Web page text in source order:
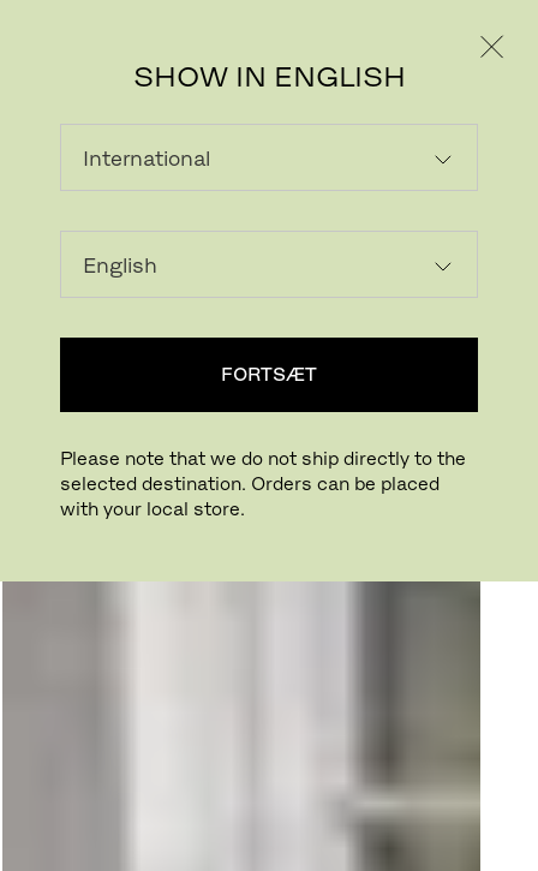
SHOW IN ENGLISH
FORTSÆT
Please note that we do not ship directly to the
selected destination. Orders can be placed
with your local store.